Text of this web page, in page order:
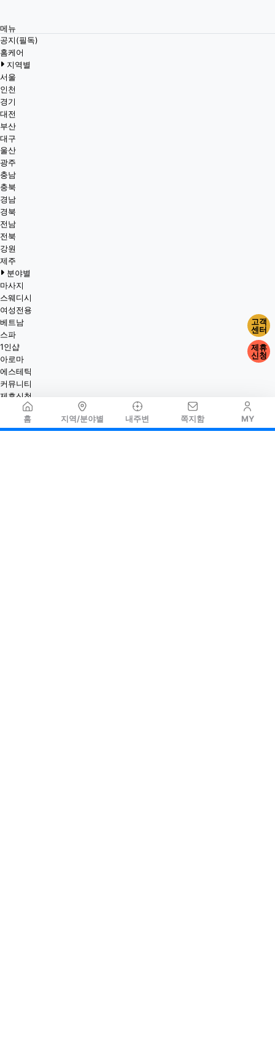
홈 지역/분야별 내주변 쪽지함 MY
메뉴
공지(필독)
홈케어
지역별
서울
인천
경기
대전
부산
대구
울산
광주
충남
충북
경남
경북
전남
전북
강원
제주
분야별
마사지
스웨디시
여성전용
베트남
스파
1인샵
아로마
에스테틱
커뮤니티
제휴신청
고객
센터
제휴
신청